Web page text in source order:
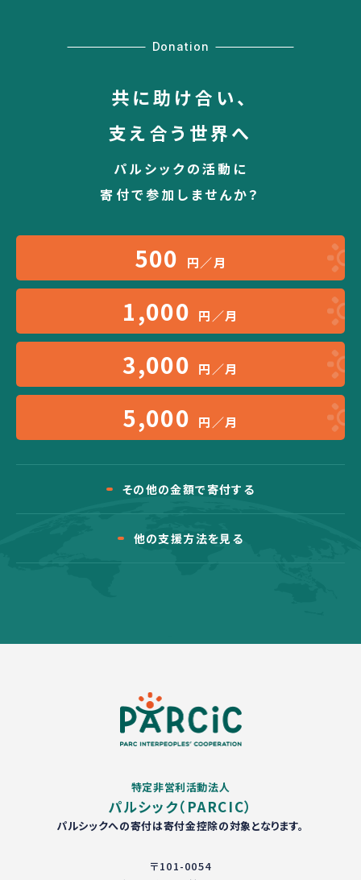
Donation
共に助け合い、
支え合う世界へ
パルシックの活動に
寄付で参加しませんか？
500 円／月
1,000 円／月
3,000 円／月
5,000 円／月
その他の金額で寄付する
他の支援方法を見る
特定非営利活動法人
パルシック（PARCIC）
パルシックへの寄付は寄付金控除の対象となります。
〒101-0054